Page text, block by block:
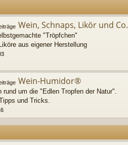
Wein, Schnaps, Likör und Co.
"Tröpfchen"
aus eigener Herstellung
Wein-Humidor®
rund um die "Edlen Tropfen der Natur".
und Tricks.